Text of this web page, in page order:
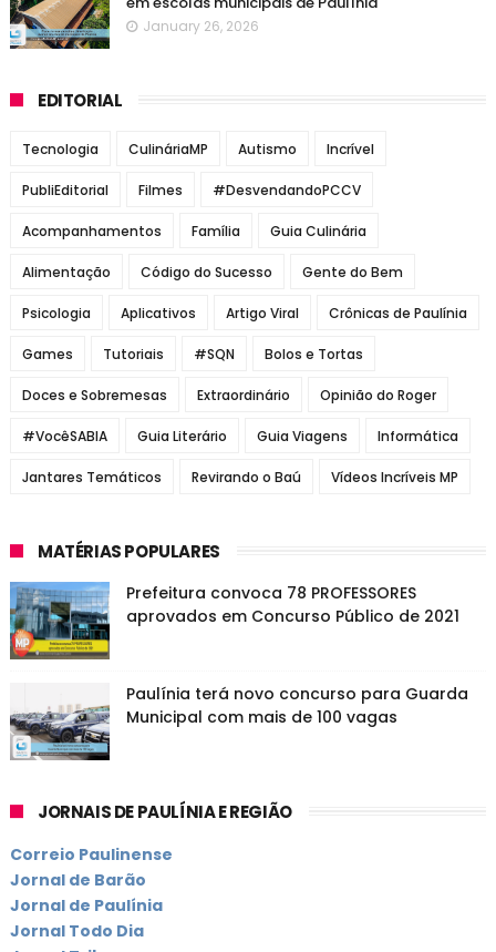
January 26, 2026
EDITORIAL
Tecnologia CulináriaMP Autismo Incrível
PubliEditorial Filmes #DesvendandoPCCV
Acompanhamentos Família Guia Culinária
Alimentação Código do Sucesso Gente do Bem
Psicologia Aplicativos Artigo Viral Crônicas de Paulínia
Games Tutoriais #SQN Bolos e Tortas
Doces e Sobremesas Extraordinário Opinião do Roger
#VocêSABIA Guia Literário Guia Viagens Informática
Jantares Temáticos Revirando o Baú Vídeos Incríveis MP
MATÉRIAS POPULARES
Prefeitura convoca 78 PROFESSORES
aprovados em Concurso Público de 2021
Paulínia terá novo concurso para Guarda
Municipal com mais de 100 vagas
JORNAIS DE PAULÍNIA E REGIÃO
Correio Paulinense
Jornal de Barão
Jornal de Paulínia
Jornal Todo Dia